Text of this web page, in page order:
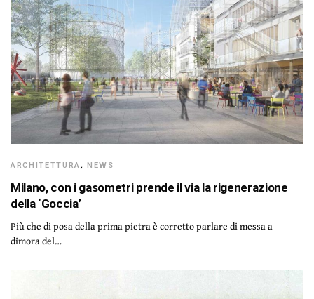
ARCHITETTURA,NEWS
Milano, con i gasometri prende il via la rigenerazione
della ‘Goccia’
Più che di posa della prima pietra è corretto parlare di messa a
dimora del…